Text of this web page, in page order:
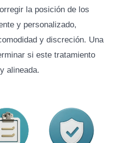
la posición de los
y personalizado,
y discreción. Una
si este tratamiento
alineada.